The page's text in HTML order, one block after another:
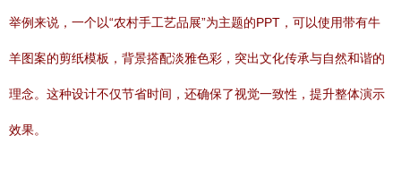
举例来说，一个以“农村手工艺品展”为主题的PPT，可以使用带有牛
羊图案的剪纸模板，背景搭配淡雅色彩，突出文化传承与自然和谐的
理念。这种设计不仅节省时间，还确保了视觉一致性，提升整体演示
效果。